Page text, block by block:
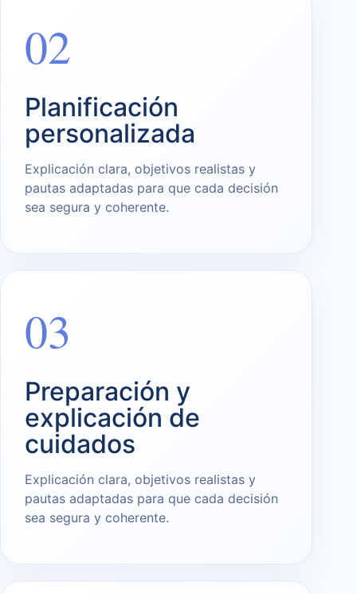
02
Planificación
personalizada
Explicación clara, objetivos realistas y
pautas adaptadas para que cada decisión
sea segura y coherente.
03
Preparación y
explicación de
cuidados
Explicación clara, objetivos realistas y
pautas adaptadas para que cada decisión
sea segura y coherente.